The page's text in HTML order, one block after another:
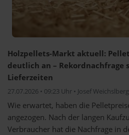
Holzpellets-Markt aktuell:
deutlich an – Rekordnachfrage
Lieferzeiten
27.07.2026 • 09:23 Uhr • Josef
Wie erwartet, haben die
angezogen. Nach der langen
Verbraucher hat die Nachfrage in